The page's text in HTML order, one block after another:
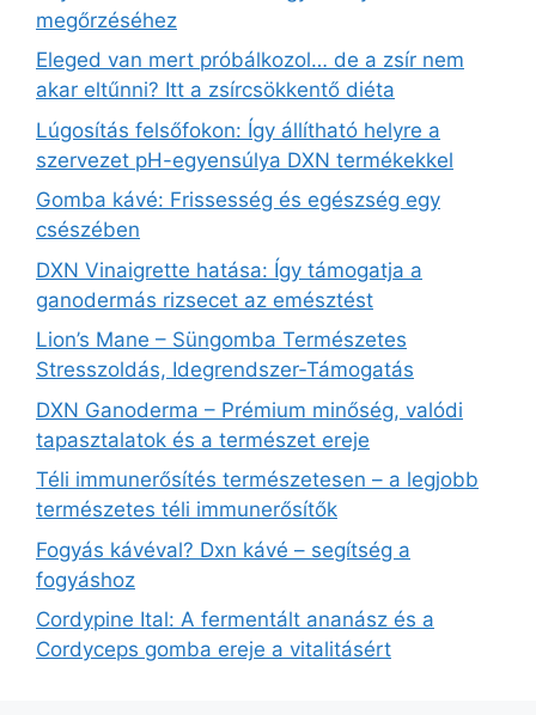
megőrzéséhez
Eleged van mert próbálkozol… de a zsír nem
akar eltűnni? Itt a zsírcsökkentő diéta
Lúgosítás felsőfokon: Így állítható helyre a
szervezet pH-egyensúlya DXN termékekkel
Gomba kávé: Frissesség és egészség egy
csészében
DXN Vinaigrette hatása: Így támogatja a
ganodermás rizsecet az emésztést
Lion’s Mane – Süngomba Természetes
Stresszoldás, Idegrendszer‑Támogatás
DXN Ganoderma – Prémium minőség, valódi
tapasztalatok és a természet ereje
Téli immunerősítés természetesen – a legjobb
természetes téli immunerősítők
Fogyás kávéval? Dxn kávé – segítség a
fogyáshoz
Cordypine Ital: A fermentált ananász és a
Cordyceps gomba ereje a vitalitásért